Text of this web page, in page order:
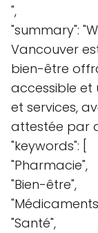
",
"summary":
Vancouver
bien-être
accessible
et services,
attestée par
"keywords": [
"Pharmacie",
"Bien-être",
"Santé",